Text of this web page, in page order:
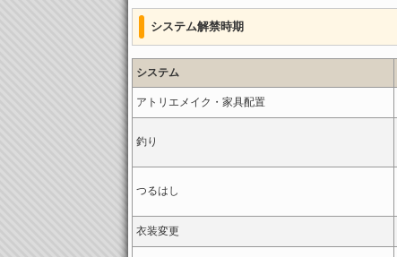
システム解禁時期
システム
アトリエメイク・家具配置
釣り
つるはし
衣装変更